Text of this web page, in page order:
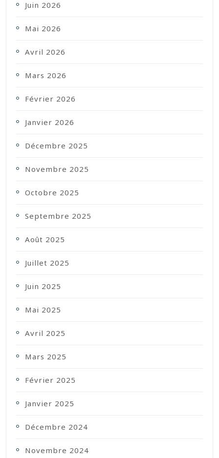
Juin 2026
Mai 2026
Avril 2026
Mars 2026
Février 2026
Janvier 2026
Décembre 2025
Novembre 2025
Octobre 2025
Septembre 2025
Août 2025
Juillet 2025
Juin 2025
Mai 2025
Avril 2025
Mars 2025
Février 2025
Janvier 2025
Décembre 2024
Novembre 2024